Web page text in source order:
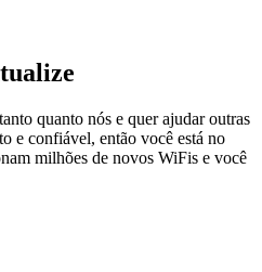
quanto nós e quer ajudar outras
e confiável, então você está no
milhões de novos WiFis e você